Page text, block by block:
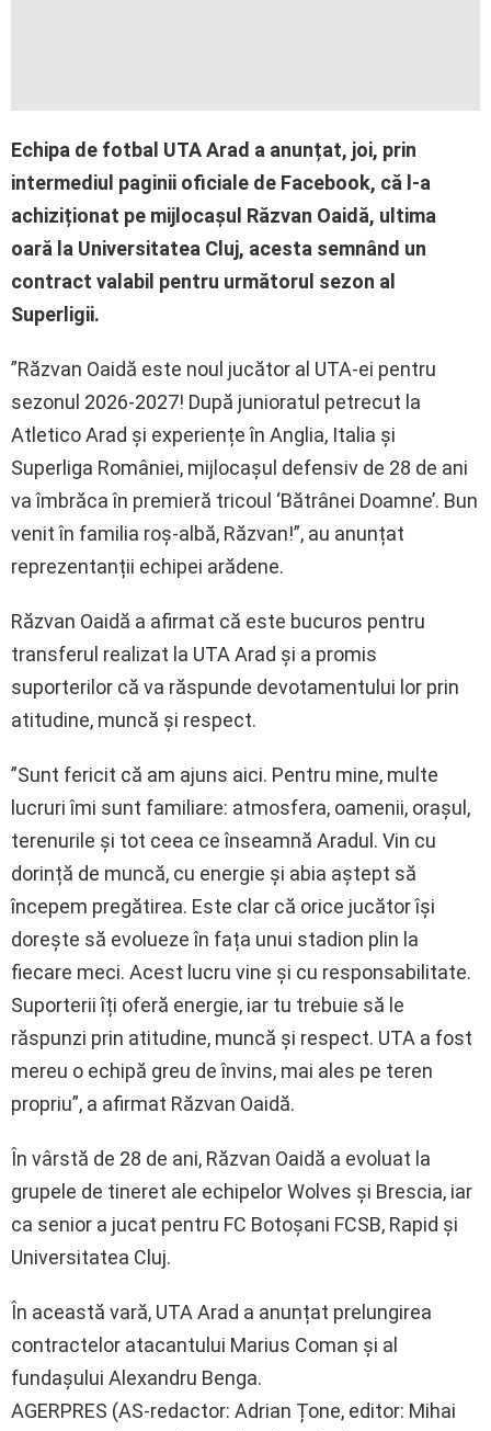
Echipa de fotbal UTA Arad a anunțat, joi, prin
intermediul paginii oficiale de Facebook, că l-a
achiziționat pe mijlocașul Răzvan Oaidă, ultima
oară la Universitatea Cluj, acesta semnând un
contract valabil pentru următorul sezon al
Superligii.
”Răzvan Oaidă este noul jucător al UTA-ei pentru
sezonul 2026-2027! După junioratul petrecut la
Atletico Arad și experiențe în Anglia, Italia și
Superliga României, mijlocașul defensiv de 28 de ani
va îmbrăca în premieră tricoul ‘Bătrânei Doamne’. Bun
venit în familia roș-albă, Răzvan!”, au anunțat
reprezentanții echipei arădene.
Răzvan Oaidă a afirmat că este bucuros pentru
transferul realizat la UTA Arad și a promis
suporterilor că va răspunde devotamentului lor prin
atitudine, muncă și respect.
”Sunt fericit că am ajuns aici. Pentru mine, multe
lucruri îmi sunt familiare: atmosfera, oamenii, orașul,
terenurile și tot ceea ce înseamnă Aradul. Vin cu
dorință de muncă, cu energie și abia aștept să
începem pregătirea. Este clar că orice jucător își
dorește să evolueze în fața unui stadion plin la
fiecare meci. Acest lucru vine și cu responsabilitate.
Suporterii îți oferă energie, iar tu trebuie să le
răspunzi prin atitudine, muncă și respect. UTA a fost
mereu o echipă greu de învins, mai ales pe teren
propriu”, a afirmat Răzvan Oaidă.
În vârstă de 28 de ani, Răzvan Oaidă a evoluat la
grupele de tineret ale echipelor Wolves și Brescia, iar
ca senior a jucat pentru FC Botoșani FCSB, Rapid și
Universitatea Cluj.
În această vară, UTA Arad a anunțat prelungirea
contractelor atacantului Marius Coman și al
fundașului Alexandru Benga.
AGERPRES (AS-redactor: Adrian Țone, editor: Mihai